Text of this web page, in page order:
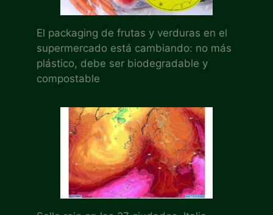
El packaging de frutas y verduras en el
supermercado está cambiando: no más
plástico, debe ser biodegradable y
compostable